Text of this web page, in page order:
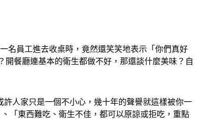
名員工進去收桌時，竟然還笑笑地表示「你們真好
餐廳連基本的衛生都做不好，那還談什麼美味？自
人家只是一個不小心，幾十年的聲譽就這樣被你一
「東西難吃、衛生不佳，都可以原諒或拒吃，重點